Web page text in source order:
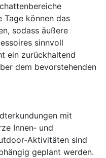
Tage können das
sodass äußere
sinnvoll
ein zurückhaltend
dem bevorstehenden
mit
Innen‑ und
sind
geplant werden.